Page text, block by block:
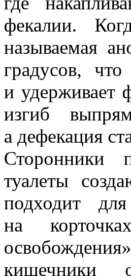
фекалии.
называемая
градусов,
и удерживает
изгиб
а дефекация
Сторонники
туалеты
подходит
на
кишечники